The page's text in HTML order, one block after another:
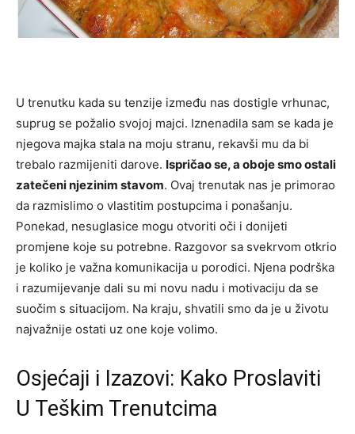
U trenutku kada su tenzije između nas dostigle vrhunac,
suprug se požalio svojoj majci. Iznenadila sam se kada je
njegova majka stala na moju stranu, rekavši mu da bi
trebalo razmijeniti darove. Ispričao se, a oboje smo ostali
zatečeni njezinim stavom. Ovaj trenutak nas je primorao
da razmislimo o vlastitim postupcima i ponašanju.
Ponekad, nesuglasice mogu otvoriti oči i donijeti
promjene koje su potrebne. Razgovor sa svekrvom otkrio
je koliko je važna komunikacija u porodici. Njena podrška
i razumijevanje dali su mi novu nadu i motivaciju da se
suočim s situacijom. Na kraju, shvatili smo da je u životu
najvažnije ostati uz one koje volimo.
Osjećaji i Izazovi: Kako Proslaviti
U Teškim Trenutcima